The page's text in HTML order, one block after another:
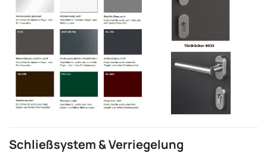
Schließsystem & Verriegelung